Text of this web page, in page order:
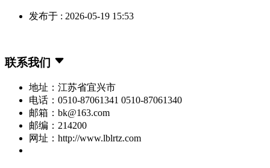
发布于 : 2026-05-19 15:53
联系我们
地址：江苏省宜兴市
电话：0510-87061341 0510-87061340
邮箱：bk@163.com
邮编：214200
网址：http://www.lblrtz.com